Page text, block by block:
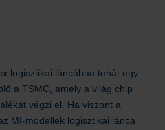
logisztikai láncában tehát egy
a TSMC, amely a világ chip
végzi el. Ha viszont a
MI-modellek logisztikai lánca